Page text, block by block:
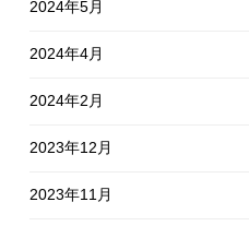
2024年5月
2024年4月
2024年2月
2023年12月
2023年11月